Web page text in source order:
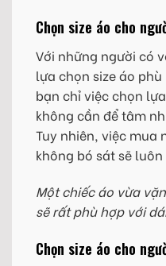
Chọn size áo cho
Với những người có
lựa chọn size áo
bạn chỉ việc chọn
không cần để tâm
Tuy nhiên, việc mua
không bó sát sẽ
Một chiếc áo vừa
sẽ rất phù hợp với
Chọn size áo cho